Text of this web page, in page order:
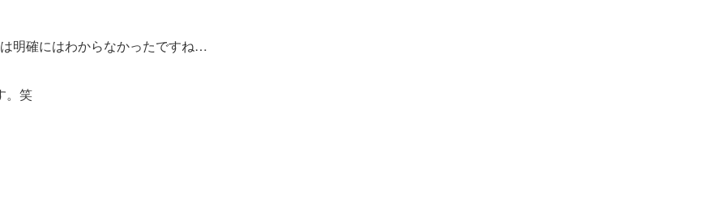
明確にはわからなかったですね…
。笑